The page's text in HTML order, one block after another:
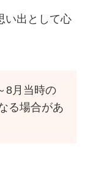
い出として心
8月当時の
る場合があ